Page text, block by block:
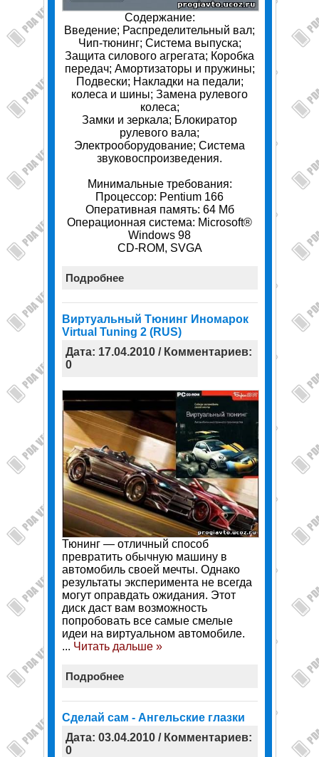
Содержание:
Введение; Распределительный вал;
Чип-тюнинг; Система выпуска;
Защита силового агрегата; Коробка
передач; Амортизаторы и пружины;
Подвески; Накладки на педали;
колеса и шины; Замена рулевого
колеса;
Замки и зеркала; Блокиратор
рулевого вала;
Электрооборудование; Система
звуковоспроизведения.
Минимальные требования:
Процессор: Pentium 166
Оперативная память: 64 Мб
Операционная система: Microsoft®
Windows 98
CD-ROM, SVGA
Подробнее
Виртуальный Тюнинг Иномарок
Virtual Tuning 2 (RUS)
Дата: 17.04.2010 / Комментариев:
0
Тюнинг — отличный способ
превратить обычную машину в
автомобиль своей мечты. Однако
результаты эксперимента не всегда
могут оправдать ожидания. Этот
диск даст вам возможность
попробовать все самые смелые
идеи на виртуальном автомобиле.
... Читать дальше »
Подробнее
Сделай сам - Ангельские глазки
Дата: 03.04.2010 / Комментариев:
0